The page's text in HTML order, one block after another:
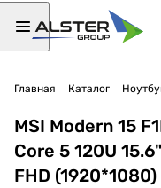
Главная Каталог
MSI Modern 15
Core 5 120U 15.6"
FHD (1920*1080)